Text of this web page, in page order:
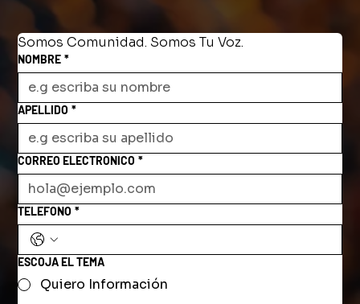
Somos Comunidad. Somos Tu Voz.
NOMBRE *
APELLIDO *
CORREO ELECTRONICO *
TELEFONO *
ESCOJA EL TEMA
Quiero Información